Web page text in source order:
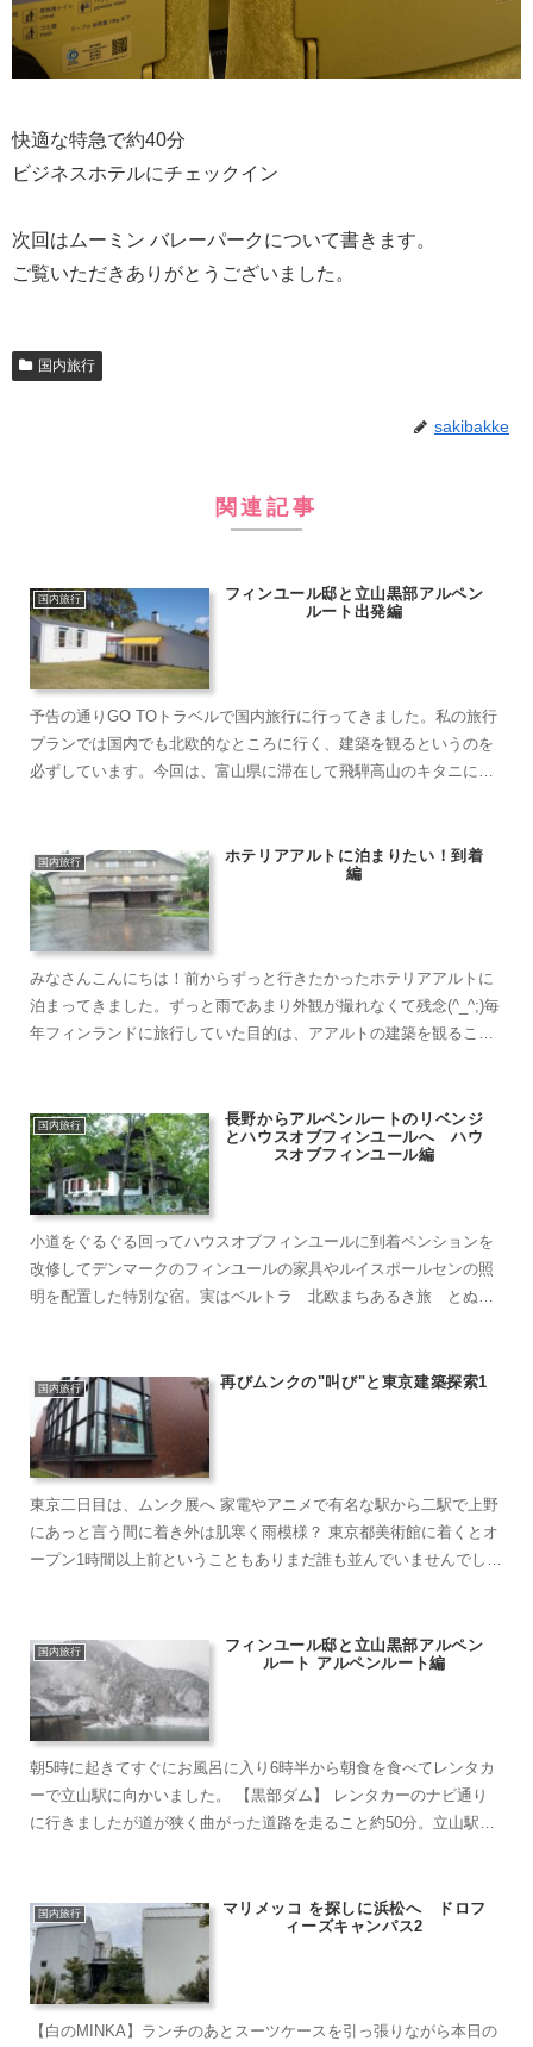
快適な特急で約40分
ビジネスホテルにチェックイン
次回はムーミン バレーパークについて書きます。
ご覧いただきありがとうございました。
国内旅行
sakibakke
関連記事
国内旅行
フィンユール邸と立山黒部アルペン
ルート出発編
予告の通りGO TOトラベルで国内旅行に行ってきました。私の旅行
プランでは国内でも北欧的なところに行く、建築を観るというのを
必ずしています。今回は、富山県に滞在して飛騨高山のキタニにあ
国内旅行
ホテリアアルトに泊まりたい！到着
編
みなさんこんにちは！前からずっと行きたかったホテリアアルトに
泊まってきました。ずっと雨であまり外観が撮れなくて残念(^_^;)毎
年フィンランドに旅行していた目的は、アアルトの建築を観ること
国内旅行
長野からアルペンルートのリベンジ
とハウスオブフィンユールへ ハウ
スオブフィンユール編
小道をぐるぐる回ってハウスオブフィンユールに到着ペンションを
改修してデンマークのフィンユールの家具やルイスポールセンの照
明を配置した特別な宿。実はベルトラ 北欧まちあるき旅 とぬま
国内旅行 再びムンクの"叫び"と東京建築探索1
東京二日目は、ムンク展へ 家電やアニメで有名な駅から二駅で上野
にあっと言う間に着き外は肌寒く雨模様？ 東京都美術館に着くとオ
ープン1時間以上前ということもありまだ誰も並んでいませんでし
国内旅行
フィンユール邸と立山黒部アルペン
ルート アルペンルート編
朝5時に起きてすぐにお風呂に入り6時半から朝食を食べてレンタカ
ーで立山駅に向かいました。 【黒部ダム】 レンタカーのナビ通り
に行きましたが道が狭く曲がった道路を走ること約50分。立山駅に
国内旅行
マリメッコ を探しに浜松へ ドロフ
ィーズキャンパス2
【白のMINKA】ランチのあとスーツケースを引っ張りながら本日の